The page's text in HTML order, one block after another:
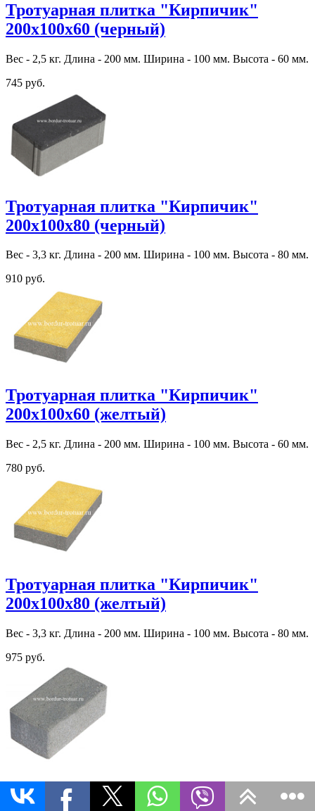
Тротуарная плитка "Кирпичик"
200х100х60 (черный)
Вес - 2,5 кг. Длина - 200 мм. Ширина - 100 мм. Высота - 60 мм.
745 руб.
Тротуарная плитка "Кирпичик"
200х100х80 (черный)
Вес - 3,3 кг. Длина - 200 мм. Ширина - 100 мм. Высота - 80 мм.
910 руб.
Тротуарная плитка "Кирпичик"
200х100х60 (желтый)
Вес - 2,5 кг. Длина - 200 мм. Ширина - 100 мм. Высота - 60 мм.
780 руб.
Тротуарная плитка "Кирпичик"
200х100х80 (желтый)
Вес - 3,3 кг. Длина - 200 мм. Ширина - 100 мм. Высота - 80 мм.
975 руб.
Тротуарная плитка "Кирпичик"
200х100х60 (Эдельвейс)